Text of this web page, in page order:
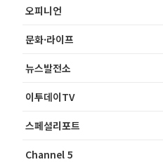
오피니언
문화·라이프
뉴스발전소
이투데이TV
스페셜리포트
Channel 5